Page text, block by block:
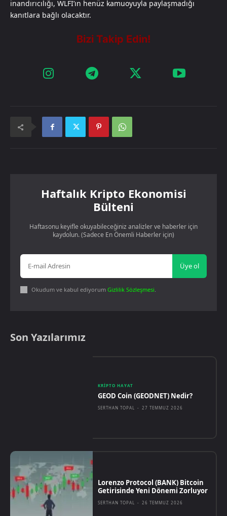
inandırıcılığı, WLFI’ın henüz kamuoyuyla paylaşmadığı
kanıtlara bağlı olacaktır.
Haftalık Kripto Ekonomisi
Bülteni
Haftasonu keyifle okuyabileceğiniz analizler ve haberler için
kaydolun. (Sadece En Önemli Haberler için)
Üye ol
Okudum ve kabul ediyorum Gizlilik Sözleşmesi.
Son Yazılarımız
KRIPTO HAYAT
GEOD Coin (GEODNET) Nedir?
SERTHAN TOPAL - 27 TEMMUZ 2026
Lorenzo Protocol (BANK) Bitcoin
Getirisinde Yeni Dönemi Zorluyor
SERTHAN TOPAL - 26 TEMMUZ 2026